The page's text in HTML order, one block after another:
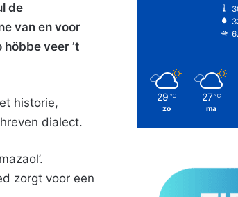
de
van en voor
veer ’t
historie,
dialect.
zorgt voor een
29 ℃
zo
27 ℃
ma